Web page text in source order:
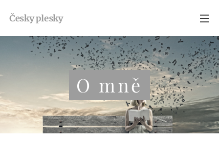
Českyplesky
O mně